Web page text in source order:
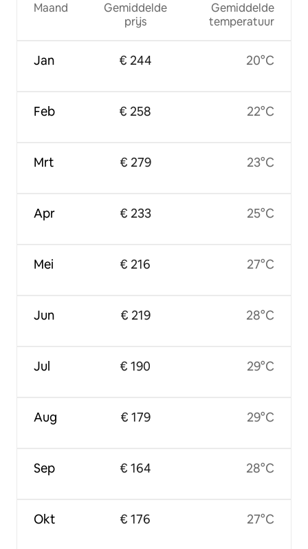
Maand
Jan
Feb
Mrt
Apr
Mei
Jun
Jul
Aug
Sep
Okt
Gemiddelde
prijs
€ 244
€ 258
€ 279
€ 233
€ 216
€ 219
€ 190
€ 179
€ 164
€ 176
Gemiddelde
temperatuur
20°C
22°C
23°C
25°C
27°C
28°C
29°C
29°C
28°C
27°C